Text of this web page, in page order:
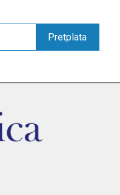
Pretplata